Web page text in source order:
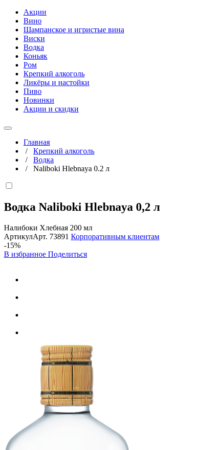
Акции
Вино
Шампанское и игристые вина
Виски
Водка
Коньяк
Ром
Крепкий алкоголь
Ликёры и настойки
Пиво
Новинки
Акции и скидки
Главная
/ Крепкий алкоголь
/ Водка
/ Naliboki Hlebnaya 0.2 л
Водка Naliboki Hlebnaya 0,2 л
Налибоки Хлебная 200 мл
АртикулАрт. 73891 Корпоративным клиентам
-15%
В избранное Поделиться